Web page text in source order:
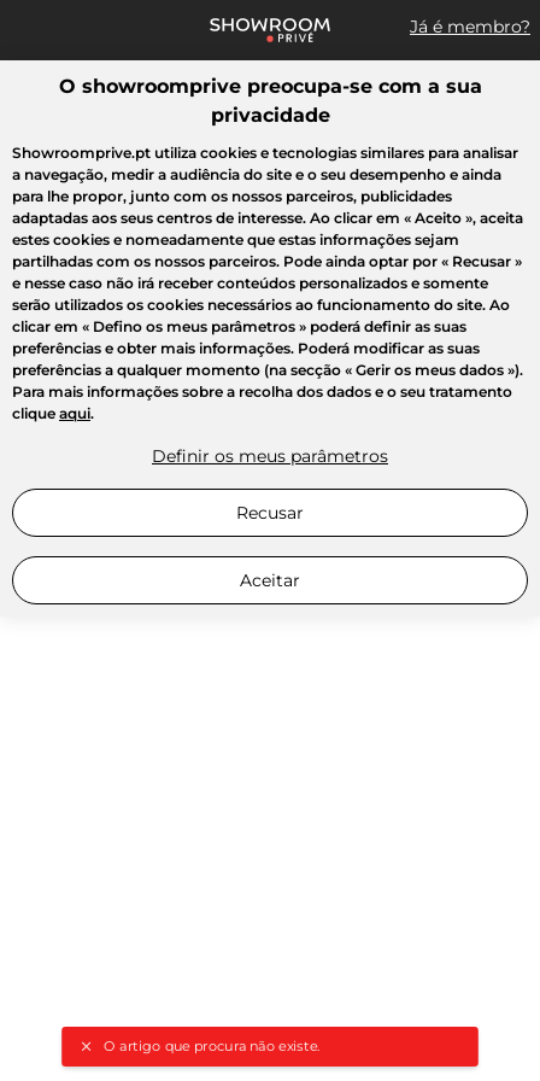
Já é membro?
Pesquisar uma marca, um artigo, uma venda...
O artigo que procura não existe.
Todas as vendas Moda Desporto Casa Criança Beleza
O showroomprive preocupa-se com a sua
privacidade
Showroomprive.pt utiliza cookies e tecnologias similares para analisar
a navegação, medir a audiência do site e o seu desempenho e ainda
para lhe propor, junto com os nossos parceiros, publicidades
adaptadas aos seus centros de interesse. Ao clicar em « Aceito », aceita
estes cookies e nomeadamente que estas informações sejam
partilhadas com os nossos parceiros. Pode ainda optar por « Recusar »
e nesse caso não irá receber conteúdos personalizados e somente
serão utilizados os cookies necessários ao funcionamento do site. Ao
clicar em « Defino os meus parâmetros » poderá definir as suas
preferências e obter mais informações. Poderá modificar as suas
preferências a qualquer momento (na secção « Gerir os meus dados »).
Para mais informações sobre a recolha dos dados e o seu tratamento
clique aqui.
Definir os meus parâmetros
Recusar
Aceitar